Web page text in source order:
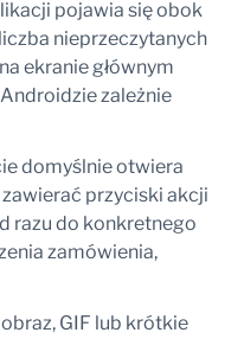
pojawia się obok
nieprzeczytanych
ekranie głównym
zależnie
domyślnie otwiera
przyciski akcji
razu do konkretnego
zamówienia,
GIF lub krótkie